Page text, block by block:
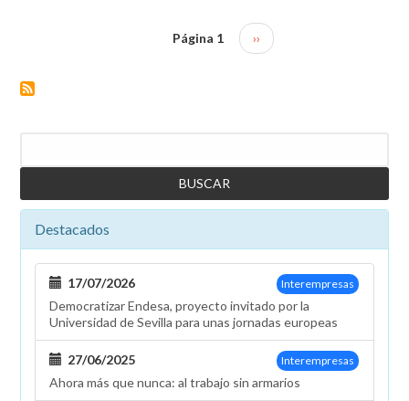
Empresa
Alumbrado
Ceuta
Página 1
Siguiente
página
››
Destacados
Interempresas
17/07/2026
Democratizar Endesa, proyecto invitado por la
Universidad de Sevilla para unas jornadas europeas
Interempresas
27/06/2025
Ahora más que nunca: al trabajo sin armarios